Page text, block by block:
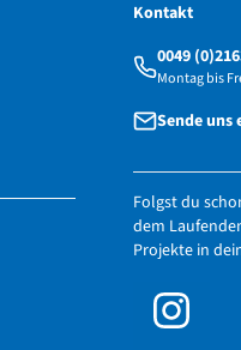
Kontakt
0049
Montag bis
Sende uns
Folgst du
dem
Projekte in